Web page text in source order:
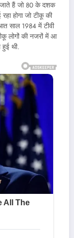
जाते हैं जो 80 के दशक
होगा जो टीकू की
साल 1984 में टीवी
लोगों की नजरों में आ
थी.